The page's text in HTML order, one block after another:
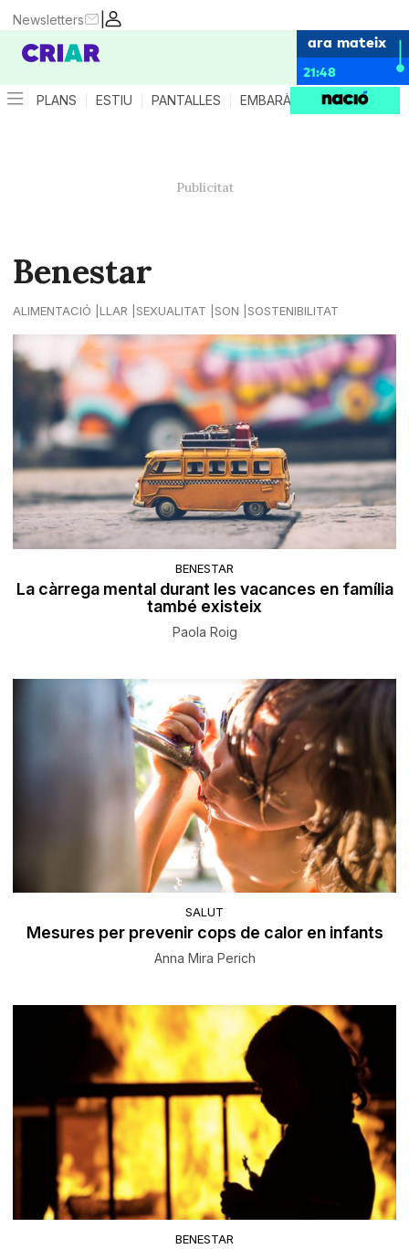
|
Newsletters
ara mateix
21:48
PLANS ESTIU PANTALLES EMBARÀS CRIANÇA
Benestar
ALIMENTACIÓ LLAR SEXUALITAT SON SOSTENIBILITAT
BENESTAR
La càrrega mental durant les vacances en família
també existeix
Paola Roig
SALUT
Mesures per prevenir cops de calor en infants
Anna Mira Perich
BENESTAR